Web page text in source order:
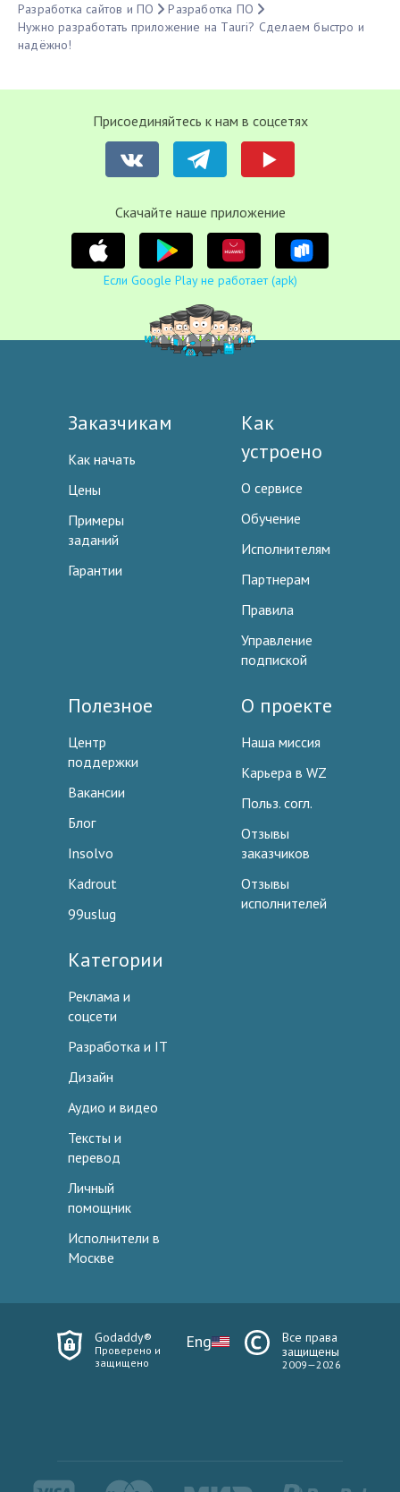
Разработка сайтов и ПО
Разработка ПО
Нужно разработать приложение на Tauri? Сделаем быстро и
надёжно!
Присоединяйтесь к нам в соцсетях
Cкачайте наше приложение
Если Google Play не работает (apk)
Заказчикам
Как начать
Цены
Примеры
заданий
Гарантии
Как
устроено
О сервисе
Обучение
Исполнителям
Партнерам
Правила
Управление
подпиской
Полезное
Центр
поддержки
Вакансии
Блог
Insolvo
Kadrout
99uslug
О проекте
Наша миссия
Карьера в WZ
Польз. согл.
Отзывы
заказчиков
Отзывы
исполнителей
Категории
Реклама и
соцсети
Разработка и IT
Дизайн
Аудио и видео
Тексты и
перевод
Личный
помощник
Исполнители в
Москве
Godaddy®
Проверено и
защищено
Eng
Все права
защищены
2009—2026